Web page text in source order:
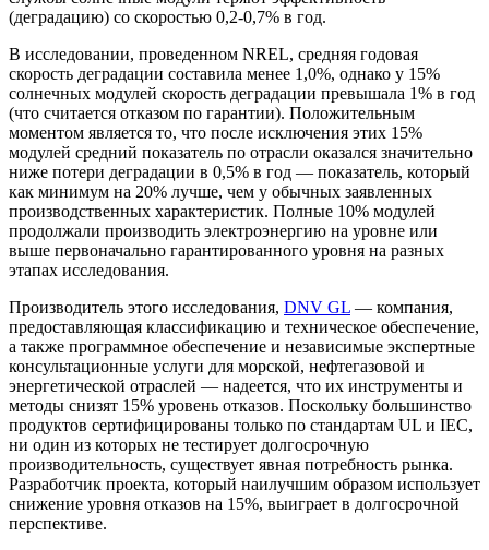
(деградацию) со скоростью 0,2-0,7% в год.
В исследовании, проведенном NREL, средняя годовая
скорость деградации составила менее 1,0%, однако у 15%
солнечных модулей скорость деградации превышала 1% в год
(что считается отказом по гарантии). Положительным
моментом является то, что после исключения этих 15%
модулей средний показатель по отрасли оказался значительно
ниже потери деградации в 0,5% в год — показатель, который
как минимум на 20% лучше, чем у обычных заявленных
производственных характеристик. Полные 10% модулей
продолжали производить электроэнергию на уровне или
выше первоначально гарантированного уровня на разных
этапах исследования.
Производитель этого исследования, DNV GL — компания,
предоставляющая классификацию и техническое обеспечение,
а также программное обеспечение и независимые экспертные
консультационные услуги для морской, нефтегазовой и
энергетической отраслей — надеется, что их инструменты и
методы снизят 15% уровень отказов. Поскольку большинство
продуктов сертифицированы только по стандартам UL и IEC,
ни один из которых не тестирует долгосрочную
производительность, существует явная потребность рынка.
Разработчик проекта, который наилучшим образом использует
снижение уровня отказов на 15%, выиграет в долгосрочной
перспективе.